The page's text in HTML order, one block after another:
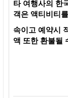
타 여행사의 한
객은 액티비티
속이고 예약시
액 또한 환불될